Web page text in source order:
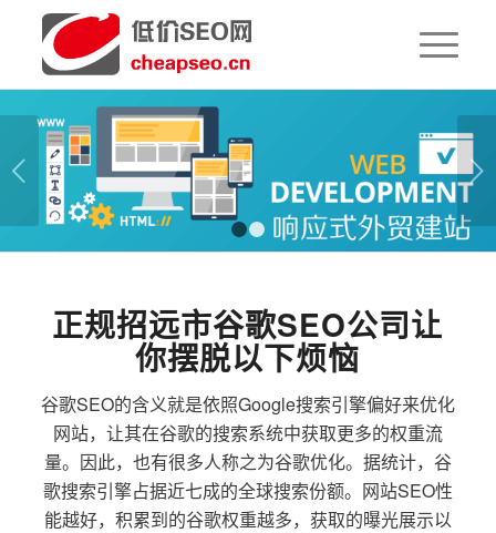
下一页
1 2
正规招远市谷歌SEO公司让
你摆脱以下烦恼
谷歌SEO的含义就是依照Google搜索引擎偏好来优化
网站，让其在谷歌的搜索系统中获取更多的权重流
量。因此，也有很多人称之为谷歌优化。据统计，谷
歌搜索引擎占据近七成的全球搜索份额。网站SEO性
能越好，积累到的谷歌权重越多，获取的曝光展示以